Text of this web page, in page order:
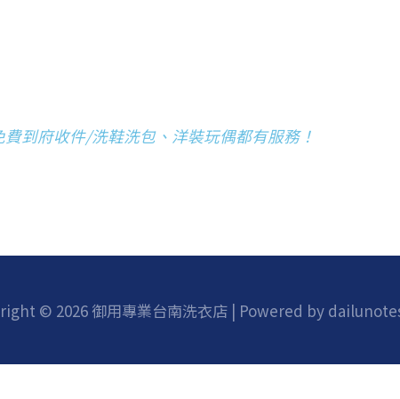
到府收件/洗鞋洗包、洋裝玩偶都有服務！
© 2026 御用專業台南洗衣店 | Powered by